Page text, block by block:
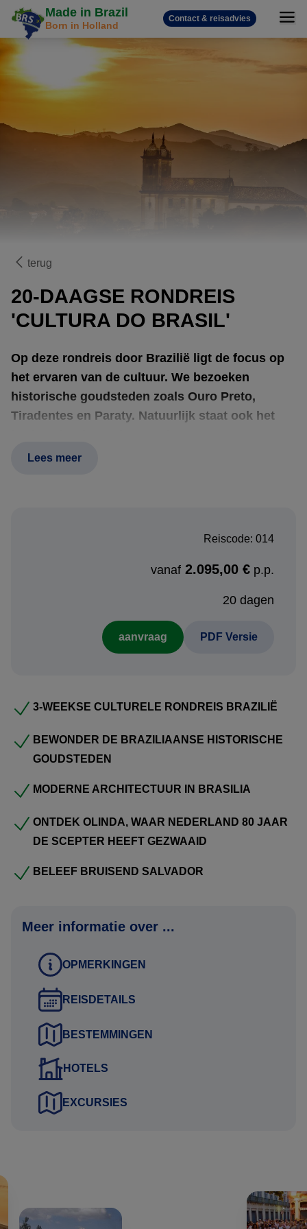
Made in Brazil
Born in Holland
Contact & reisadvies
terug
20-DAAGSE RONDREIS
'CULTURA DO BRASIL'
Op deze rondreis door Brazilië ligt de focus op
het ervaren van de cultuur. We bezoeken
historische goudsteden zoals Ouro Preto,
Tiradentes en Paraty. Natuurlijk staat ook het
we je mee naar de moderne architectuur van de
Ervaar de rijke cultuur van Brazilië met ons!
op en ontvang een persoonlijk reisvoorstel.
Uw persoonlijke reisvoorstel stellen wij gratis en
vrijblijvend voor u samen. U bent dus nergens aan
gebonden. Bovendien ontvangt u het voorstel meestal al
Actueel vluchtschema:
scherpste prijs en nemen deze op in een actueel
Flexibiliteit:
Inkorten of verlengen: Bent u in hoofdlijnen geïnteresseerd
in deze voorbeeld rondreis en wenst u de reis te
verlengen, in te korten, of een opgenomen reisbestemming
in de rondreis te vervangen met een andere? Geen
reisvoorstel.
Wij nemen de excursies op die passen bij uw
met:
Lees meer
Reiscode: 014
vanaf 2.095,00 € p.p.
20 dagen
aanvraag PDF Versie
3-WEEKSE CULTURELE RONDREIS BRAZILIË
BEWONDER DE BRAZILIAANSE HISTORISCHE
GOUDSTEDEN
MODERNE ARCHITECTUUR IN BRASILIA
ONTDEK OLINDA, WAAR NEDERLAND 80 JAAR
DE SCEPTER HEEFT GEZWAAID
BELEEF BRUISEND SALVADOR
Meer informatie over ...
OPMERKINGEN
REISDETAILS
BESTEMMINGEN
HOTELS
EXCURSIES